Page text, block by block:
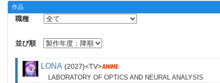
作品
職種
並び順
LONA 2027 TV
LABORATORY OF OPTICS AND NEURAL ANALYSIS